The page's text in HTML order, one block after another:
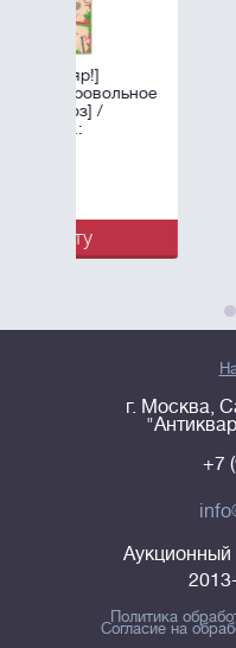
[Шемякин,
Владимир
Шемякин в
художника.
Патрик
г. Москва,
+7
Аукционный
Политика
Согласие на